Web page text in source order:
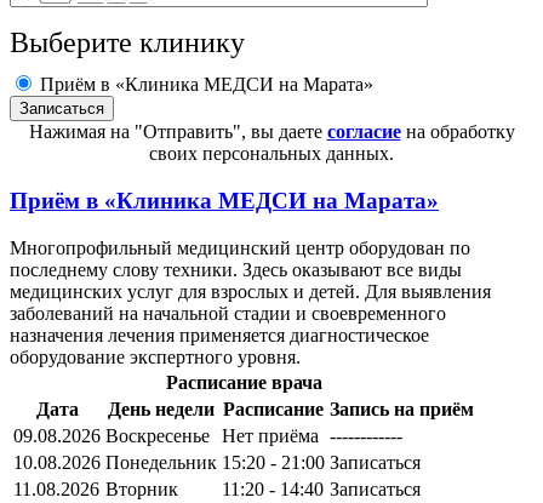
Выберите клинику
Приём в «Клиника МЕДСИ на Марата»
Нажимая на "Отправить", вы даете согласиена обработку
своих персональных данных.
Приём в «Клиника МЕДСИ на Марата»
Многопрофильный медицинский центр оборудован по
последнему слову техники. Здесь оказывают все виды
медицинских услуг для взрослых и детей. Для выявления
заболеваний на начальной стадии и своевременного
назначения лечения применяется диагностическое
оборудование экспертного уровня.
Расписание врача
Дата
День недели Расписание Запись на приём
09.08.2026 Воскресенье Нет приёма ------------
10.08.2026 Понедельник 15:20 - 21:00 Записаться
11.08.2026 Вторник 11:20 - 14:40 Записаться